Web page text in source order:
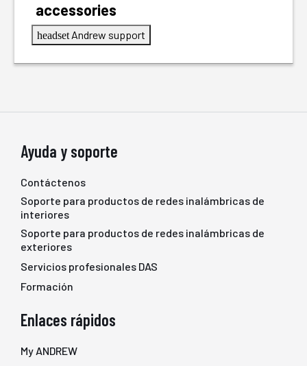
accessories
headset Andrew support
Ayuda y soporte
Contáctenos
Soporte para productos de redes inalámbricas de
interiores
Soporte para productos de redes inalámbricas de
exteriores
Servicios profesionales DAS
Formación
Enlaces rápidos
My ANDREW